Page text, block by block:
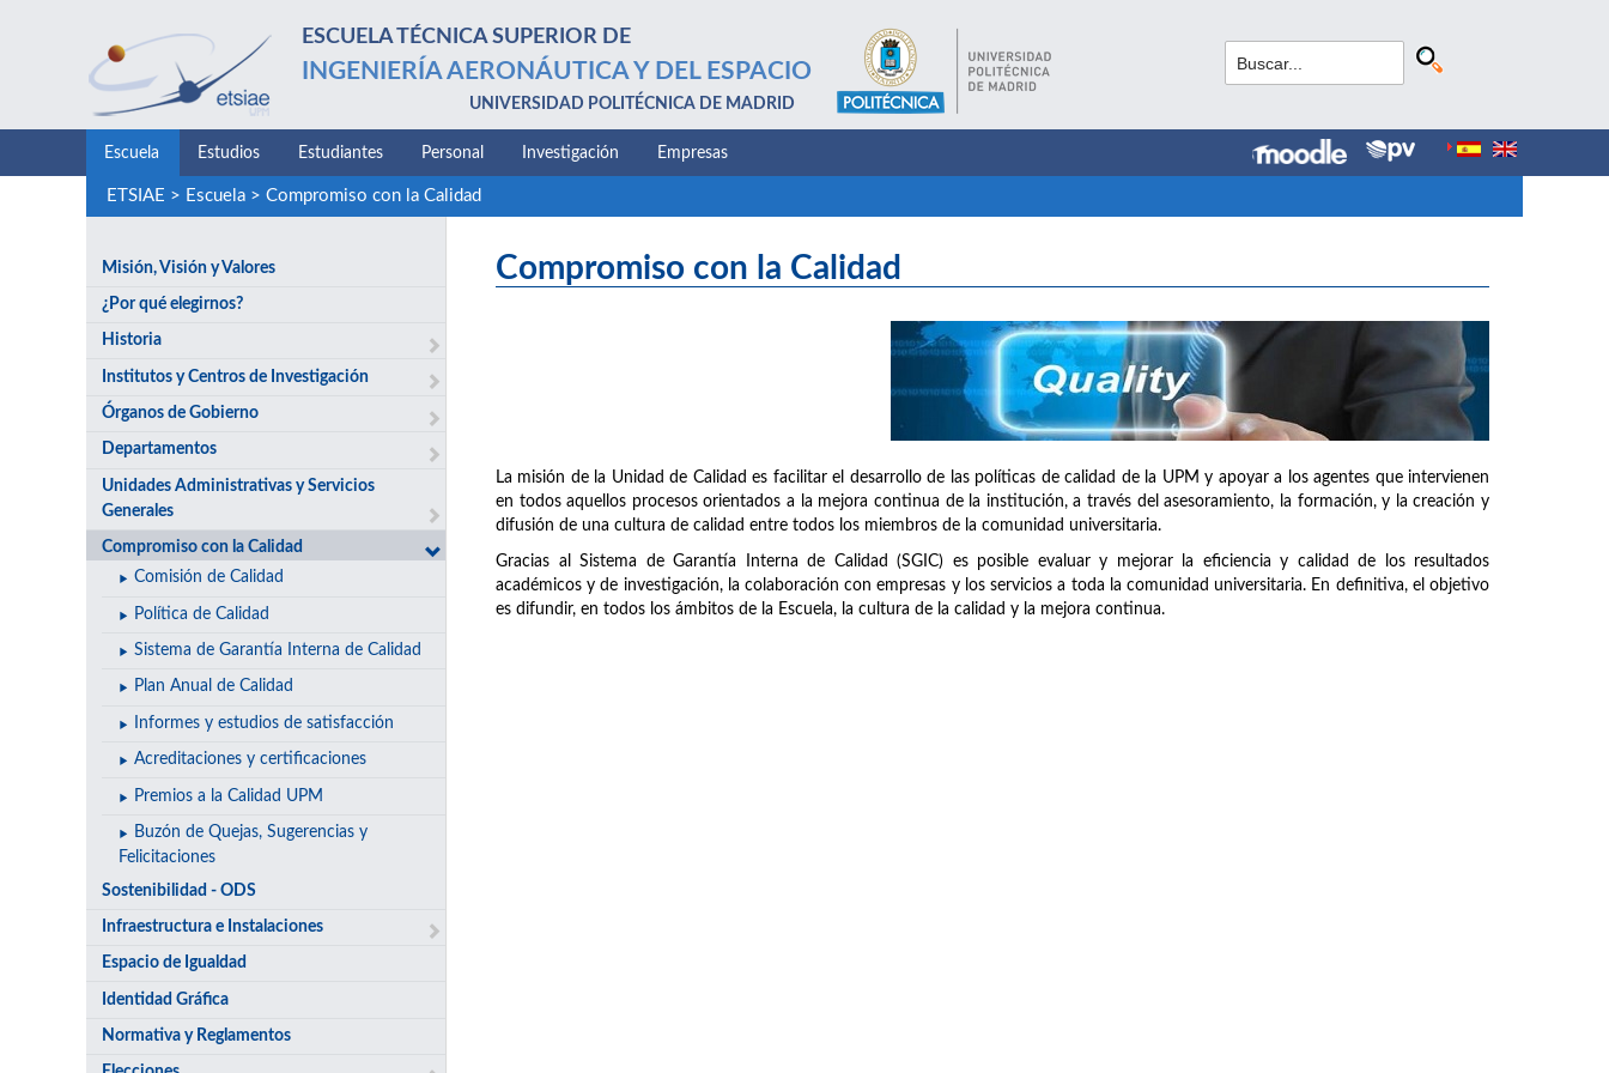
ESCUELA TÉCNICA SUPERIOR DE
INGENIERÍA AERONÁUTICA Y DEL ESPACIO
UNIVERSIDAD POLITÉCNICA DE MADRID
Escuela Estudios Estudiantes Personal Investigación Empresas
ETSIAE > Escuela> Compromiso con la Calidad
Misión, Visión y Valores
¿Por qué elegirnos?
Historia
Institutos y Centros de Investigación
Órganos de Gobierno
Departamentos
Unidades Administrativas y Servicios
Generales
Compromiso con la Calidad
Comisión de Calidad
Política de Calidad
Sistema de Garantía Interna de Calidad
Plan Anual de Calidad
Informes y estudios de satisfacción
Acreditaciones y certificaciones
Premios a la Calidad UPM
Buzón de Quejas, Sugerencias y
Felicitaciones
Sostenibilidad - ODS
Infraestructura e Instalaciones
Espacio de Igualdad
Identidad Gráfica
Normativa y Reglamentos
Compromiso con la Calidad
La misión de la Unidad de Calidad es facilitar el desarrollo de las políticas de calidad de la UPM y apoyar a los agentes que intervienen
en todos aquellos procesos orientados a la mejora continua de la institución, a través del asesoramiento, la formación, y la creación y
difusión de una cultura de calidad entre todos los miembros de la comunidad universitaria.
Gracias al Sistema de Garantía Interna de Calidad (SGIC) es posible evaluar y mejorar la eficiencia y calidad de los resultados
académicos y de investigación, la colaboración con empresas y los servicios a toda la comunidad universitaria. En definitiva, el objetivo
es difundir, en todos los ámbitos de la Escuela, la cultura de la calidad y la mejora continua.